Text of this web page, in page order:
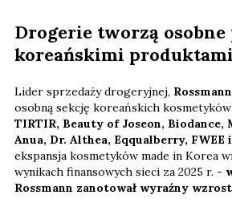
Drogerie tworzą osobne
koreańskimi produktami
Lider sprzedaży drogeryjnej, Rossmann
osobną sekcję koreańskich
TIRTIR, Beauty of Joseon, Biodance,
Anua, Dr. Althea, Eqqualberry, FWEE
ekspansja kosmetyków made in Korea
wynikach finansowych sieci za 2025 r. -
Rossmann zanotował wyraźny